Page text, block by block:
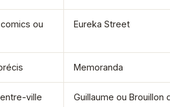
ou
Eureka Street
Memoranda
ville Guillaume ou Brouillon